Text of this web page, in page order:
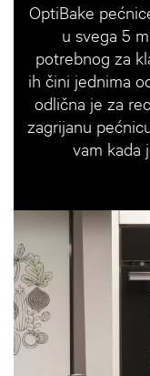
OptiBake
u svega 5
potrebnog za
ih čini jednima
odlična je za
zagrijanu
vam kada